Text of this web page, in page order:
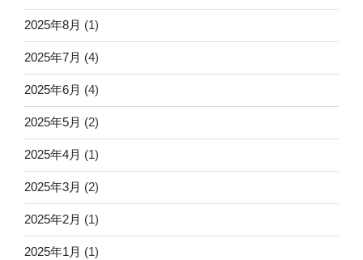
2025年8月 (1)
2025年7月 (4)
2025年6月 (4)
2025年5月 (2)
2025年4月 (1)
2025年3月 (2)
2025年2月 (1)
2025年1月 (1)